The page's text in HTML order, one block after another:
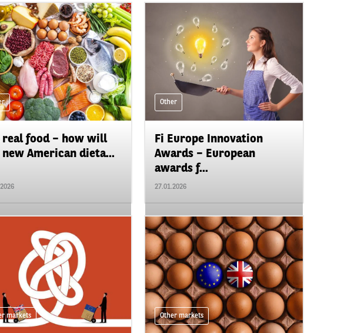
real food – how will
American dieta...
Other
Fi Europe Innovation
Awards – European
awards f...
27.01.2026
markets Other markets